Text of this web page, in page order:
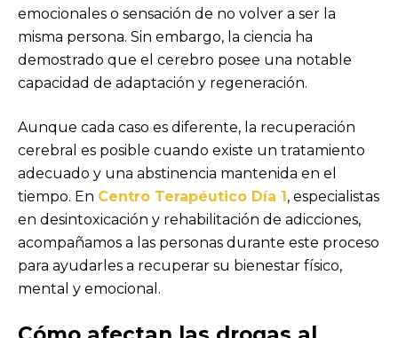
emocionales o sensación de no volver a ser la
misma persona. Sin embargo, la ciencia ha
demostrado que el cerebro posee una notable
capacidad de adaptación y regeneración.
Aunque cada caso es diferente, la recuperación
cerebral es posible cuando existe un tratamiento
adecuado y una abstinencia mantenida en el
tiempo. En Centro Terapéutico Día 1, especialistas
en desintoxicación y rehabilitación de adicciones,
acompañamos a las personas durante este proceso
para ayudarles a recuperar su bienestar físico,
mental y emocional.